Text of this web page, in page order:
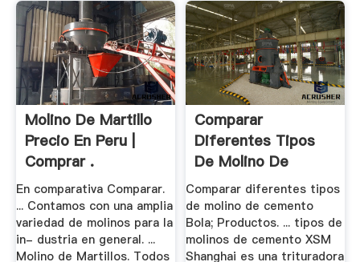
Molino De Martillo
Precio En Peru |
Comprar .
En comparativa Comparar.
... Contamos con una amplia
variedad de molinos para la
in- dustria en general. ...
Molino de Martillos. Todos
Comparar
Diferentes Tipos
De Molino De
Cemento .
Comparar diferentes tipos
de molino de cemento
Bola; Productos. ... tipos de
molinos de cemento XSM
Shanghai es una trituradora